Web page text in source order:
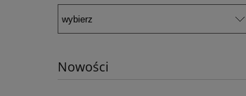
Nowości